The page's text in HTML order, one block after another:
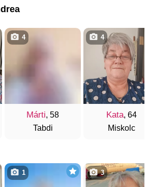
Márti, 58
Tabdi
4
Kata, 64
Miskolc
4
1 3